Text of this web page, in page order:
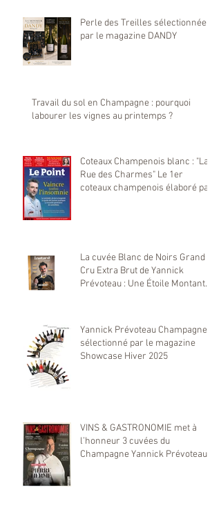
Perle des Treilles sélectionnée
par le magazine DANDY
Travail du sol en Champagne : pourquoi
labourer les vignes au printemps ?
Coteaux Champenois blanc : "La
Rue des Charmes" Le 1er
coteaux champenois élaboré par
La cuvée Blanc de Noirs Grand
Cru Extra Brut de Yannick
Prévoteau : Une Étoile Montante
Yannick Prévoteau Champagne
sélectionné par le magazine
Showcase Hiver 2025
VINS & GASTRONOMIE met à
l’honneur 3 cuvées du
Champagne Yannick Prévoteau